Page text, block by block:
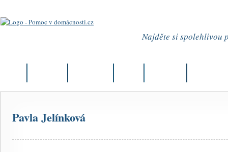
Najděte si spolehlivou
Pavla Jelínková